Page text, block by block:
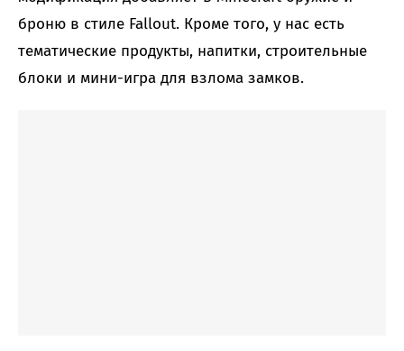
броню в стиле Fallout. Кроме того, у нас есть
тематические продукты, напитки, строительные
блоки и мини-игра для взлома замков.